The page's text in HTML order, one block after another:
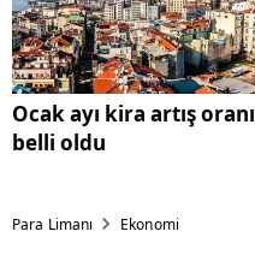
Ocak ayı kira artış oranı
belli oldu
Para Limanı Ekonomi